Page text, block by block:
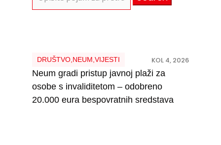
for:
DRUŠTVO, NEUM VIJESTI KOL 4, 2026
Neum gradi pristup javnoj plaži za
osobe s invaliditetom – odobreno
20.000 eura bespovratnih sredstava